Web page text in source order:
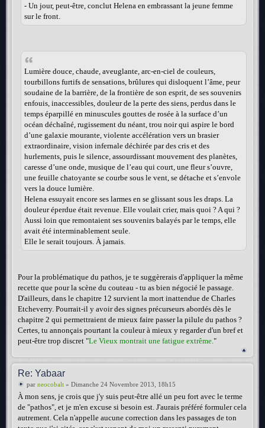
- Un jour, peut-être, conclut Helena en embrassant la jeune femme
sur le front.
Lumière douce, chaude, aveuglante, arc-en-ciel de couleurs,
tourbillons furtifs de sensations, brûlures qui disloquent l’âme, peur
soudaine de la barrière, de la frontière de son esprit, de ses souvenirs
enfouis, inaccessibles, douleur de la perte des siens, perdus dans le
temps éparpillé en minuscules gouttes de rosée à la surface d’un
océan déchaîné, rugissement du néant, trou noir qui aspire le bord
d’une galaxie mourante, violente accélération vers un brasier
extraordinaire, vision infernale déchirée par des cris et des
hurlements, puis le silence, assourdissant mouvement des planètes,
caresse d’une onde, musique de l’eau qui court, une fleur s’ouvre,
une feuille chatoyante se courbe sous le vent, se détache et s’envole
vers la douce lumière.
Helena essuyait encore ses larmes en se glissant sous les draps. La
douleur éperdue était revenue. Elle voulait crier, mais quoi ? A qui ?
Aussi loin que remontaient ses souvenirs balayés par le temps, elle
avait été interminablement seule.
Elle le serait toujours. À jamais.
Pour la problématique du pathos, je te suggèrerais d'appliquer la même
recette que pour la scène du couteau - tu as bien négocié le passage.
D'ailleurs, dans le chapitre 12 survient la mort inattendue de Charles
Etcheverry. Pourrait-il y avoir des signes précurseurs abordés dès le
chapitre 2 qui permettraient de mieux faire passer la pilule du pathos ?
Certes, tu annonçais pourtant la couleur à mieux y regarder d'un bref et
peut-être trop discret "Le Vieux montrait une fatigue extrême. "
Re: Yabaar
par neocobalt » Dimanche 24 Novembre 2013, 18h15
À mon sens, je crois que j'y suis peut-être allé un peu fort avec le terme
de "pathos", et je m'en excuse si besoin est. J'aurais préféré formuler cela
autrement. Cela n'appelle aucune correction dans les passages de ton